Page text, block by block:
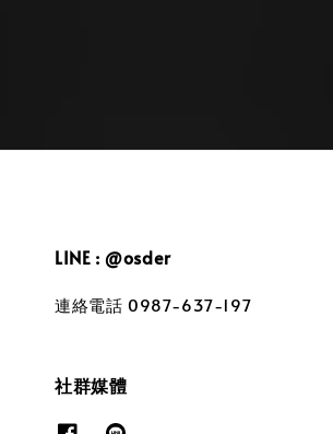
LINE : @osder
連絡電話 0987-637-197
社群媒體